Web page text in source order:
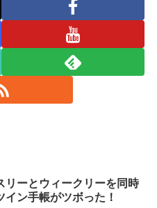
リーとウィークリーを同時
イン手帳がツボった！